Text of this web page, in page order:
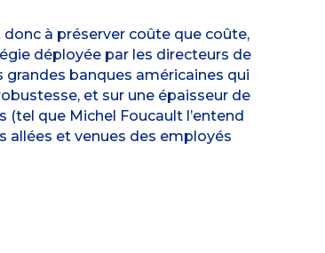
à préserver coûte que coûte,
déployée par les directeurs de
grandes banques américaines qui
et sur une épaisseur de
(tel que Michel Foucault l’entend
allées et venues des employés